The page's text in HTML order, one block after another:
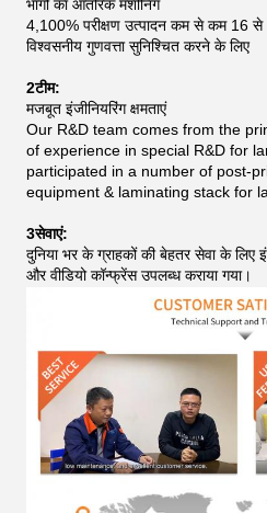
भागों का आंतरिक मशीनिंग
4,100% परीक्षण उत्पादन कम से कम 16
विश्वसनीय गुणवत्ता सुनिश्चित करने के लिए
2टीम:
मजबूत इंजीनियरिंग क्षमताएं
Our R&D team comes from the
of experience in special R&D for
participated in a number of post-
equipment & laminating stack for
3सेवाएं:
दुनिया भर के ग्राहकों की बेहतर सेवा के लिए
और वीडियो कॉन्फ्रेंस उपलब्ध कराया गया।